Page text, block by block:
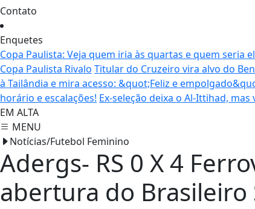
Contato
Enquetes
Copa Paulista: Veja quem iria às quartas e quem seria
Copa Paulista Rivalo Titular do Cruzeiro vira alvo do
à Tailândia e mira acesso: &quot;Feliz e
horário e escalações! Ex-seleção deixa o Al-Ittihad,
EM ALTA
MENU
Notícias/Futebol Feminino
Adergs- RS 0 X 4
abertura do Brasileiro